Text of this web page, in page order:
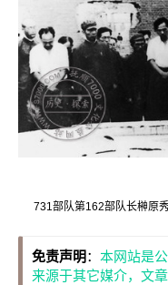
731部队第162部队长榊原
免责声明 ： 本网站是
来源于其它媒介，文